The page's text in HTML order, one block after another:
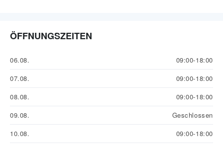
ÖFFNUNGSZEITEN
06.08.
09:00-18:00
07.08.
09:00-18:00
08.08.
09:00-18:00
09.08.
Geschlossen
10.08.
09:00-18:00